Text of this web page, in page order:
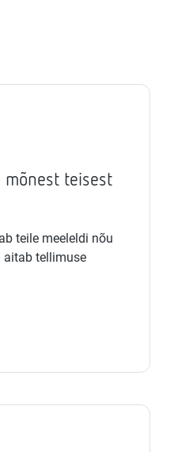
mõnest teisest
teile meeleldi nõu
aitab tellimuse